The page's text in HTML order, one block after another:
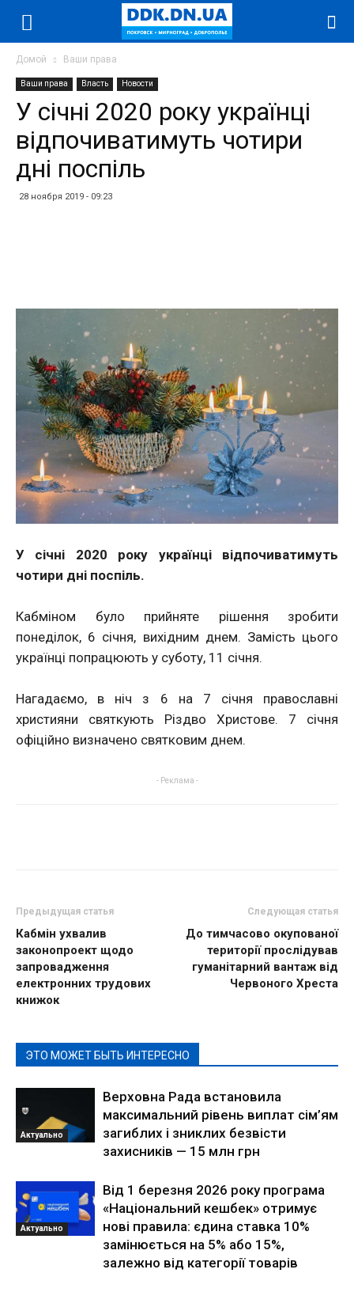
Домой Ваши права
Ваши права Власть Новости
У січні 2020 року українці
відпочиватимуть чотири
дні поспіль
28 ноября 2019 - 09:23
У січні 2020 року українці відпочиватимуть
чотири дні поспіль.
Кабміном було прийняте рішення зробити
понеділок, 6 січня, вихідним днем. Замість цього
українці попрацюють у суботу, 11 січня.
Нагадаємо, в ніч з 6 на 7 січня православні
християни святкують Різдво Христове. 7 січня
офіційно визначено святковим днем.
- Реклама -
Предыдущая статья
Кабмін ухвалив
законопроект щодо
запровадження
електронних трудових
книжок
Следующая статья
До тимчасово окупованої
території прослідував
гуманітарний вантаж від
Червоного Хреста
ЭТО МОЖЕТ БЫТЬ ИНТЕРЕСНО
Актуально
Верховна Рада встановила
максимальний рівень виплат сім’ям
загиблих і зниклих безвісти
захисників — 15 млн грн
Актуально
Від 1 березня 2026 року програма
«Національний кешбек» отримує
нові правила: єдина ставка 10%
замінюється на 5% або 15%,
залежно від категорії товарів